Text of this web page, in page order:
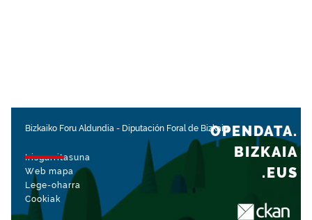
Bizkaiko Foru Aldundia - Diputación Foral de Bizkaia
Irisgarritasuna
Web mapa
Lege-oharra
Cookiak
OPENDATA.
BIZKAIA
.EUS